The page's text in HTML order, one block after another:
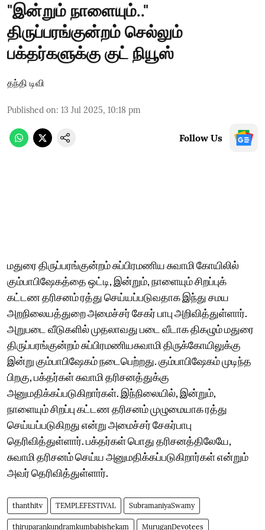
"இன்றும் நாளையும்.."
திருப்பரங்குன்றம் செல்லும்
பக்தர்களுக்கு குட் நியூஸ்
தந்தி டிவி
Published on: 13 Jul 2025, 10:18 pm
Follow Us
மதுரை திருப்பரங்குன்றம் சுப்பிரமணிய சுவாமி கோயிலில்
கும்பாபிஷேகத்தை ஒட்டி, இன்றும், நாளையும் சிறப்புக்
கட்டண தரிசனம் ரத்து செய்யப்படுவதாக இந்து சமய
அறநிலையத்துறை அமைச்சர் சேகர் பாபு அறிவித்துள்ளார்.
அறுபடை வீடுகளில் முதலாவது படை வீடாக திகழும் மதுரை
திருப்பரங்குன்றம் சுப்பிரமணியசுவாமி திருக்கோயிலுக்கு
இன்று கும்பாபிஷேகம் நடைபெற்றது. கும்பாபிஷேகம் முடிந்த
பிறகு, பக்தர்கள் சுவாமி தரிசனத்துக்கு
அனுமதிக்கப்படுகிறார்கள். இந்நிலையில், இன்றும்,
நாளையும் சிறப்பு கட்டண தரிசனம் முழுமையாக ரத்து
செய்யப்படுகிறது என்று அமைச்சர் சேகர்பாபு
தெரிவித்துள்ளார். பக்தர்கள் பொது தரிசனத்திலேயே,
சுவாமி தரிசனம் செய்ய அனுமதிக்கப்படுகிறார்கள் என்றும்
அவர் தெரிவித்துள்ளார்.
thanthitv TEMPLEFESTIVAL SubramaniyaSwamy
thiruparankundramkumbabishekam MuruganDevotees